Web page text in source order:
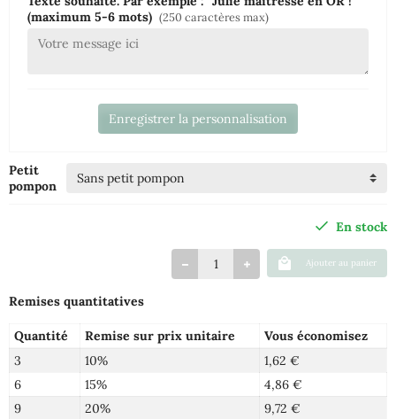
(maximum 5-6 mots) (250 caractères max)
Enregistrer la personnalisation
Petit
pompon
En stock
Ajouter au panier
Remises quantitatives
Quantité Remise sur prix unitaire
Vous économisez
3
10%
1,62 €
6
15%
4,86 €
9
20% 9,72 €